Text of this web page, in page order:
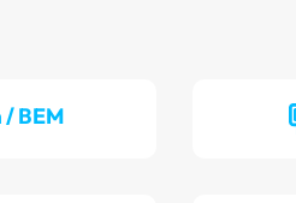
BEM